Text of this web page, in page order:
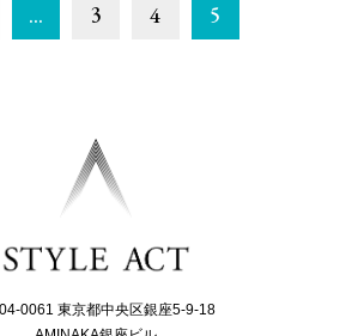
… 3 4 5
0061 東京都中央区銀座5-9-18